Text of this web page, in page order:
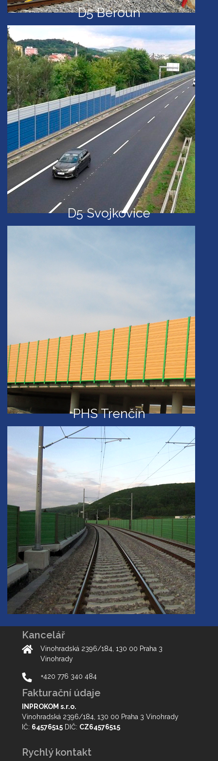
D5 Beroun
D5 Svojkovice
PHS Trenčín
Kancelář
Vinohradská 2396/184, 130 00 Praha 3
Vinohrady
+420 776 340 484
Fakturační údaje
INPROKOM s.r.o.
Vinohradská 2396/184, 130 00 Praha 3 Vinohrady
IČ: 64576515 DIČ: CZ64576515
Rychlý kontakt